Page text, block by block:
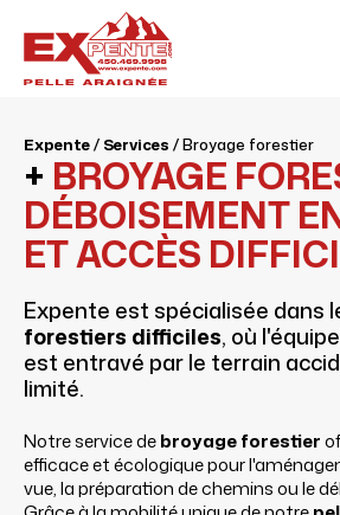
Expente/ Services /Broyage forestier
+ BROYAGE
DÉBOISEMENT
ET ACCÈS
Expente est spécialisée dans
forestiers difficiles, où
est entravé par le terrain
limité.
Notre service debroyage forestier
efficace et écologique pour
vue, la préparation de chemins ou le